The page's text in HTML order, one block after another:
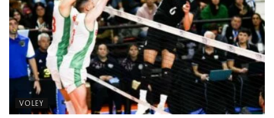
VOLEY